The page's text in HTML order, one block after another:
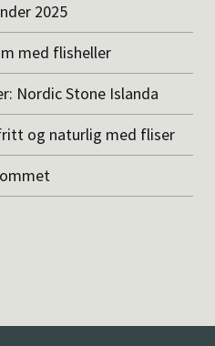
2025
med flisheller
Nordic Stone Islanda
og naturlig med fliser